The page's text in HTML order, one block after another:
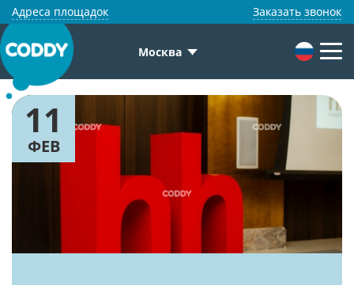
Адреса площадок Заказать звонок
Москва
11
ФЕВ